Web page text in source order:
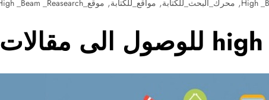
محرك_البحث_للكتابة مواقع_للكتابة موقع_High _Beam _Reasearch